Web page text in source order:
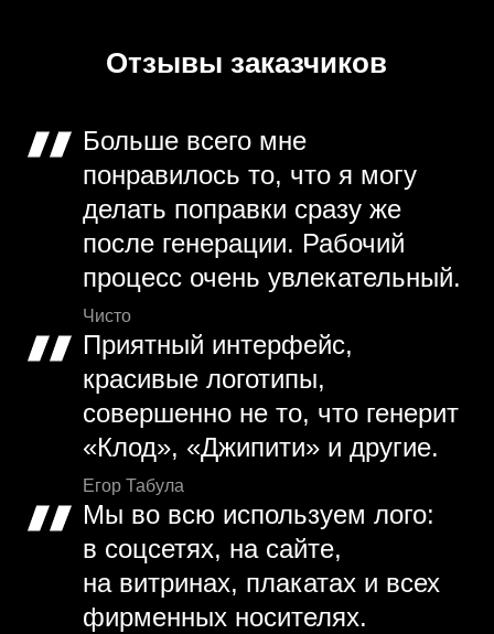
Отзывы заказчиков
Больше всего мне
понравилось то, что я могу
делать поправки сразу же
после генерации. Рабочий
процесс очень увлекательный.
Чисто
Приятный интерфейс,
красивые логотипы,
совершенно не то, что генерит
«Клод», «Джипити» и другие.
Егор Табула
Мы во всю используем лого:
в соцсетях, на сайте,
на витринах, плакатах и всех
фирменных носителях.